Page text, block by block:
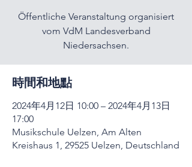
Öffentliche Veranstaltung organisiert
vom VdM Landesverband
Niedersachsen.
時間和地點
2024年4月12日 10:00 – 2024年4月13日
17:00
Musikschule Uelzen, Am Alten
Kreishaus 1, 29525 Uelzen, Deutschland